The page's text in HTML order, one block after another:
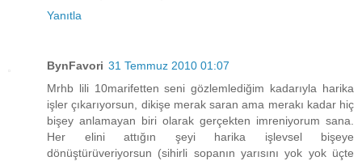
Yanıtla
BynFavori 31 Temmuz 2010 01:07
Mrhb lili 10marifetten seni gözlemlediğim kadarıyla harika
işler çıkarıyorsun, dikişe merak saran ama merakı kadar hiç
bişey anlamayan biri olarak gerçekten imreniyorum sana.
Her elini attığın şeyi harika işlevsel bişeye
dönüştürüveriyorsun (sihirli sopanın yarısını yok yok üçte